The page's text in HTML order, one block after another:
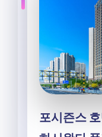
포시즌스